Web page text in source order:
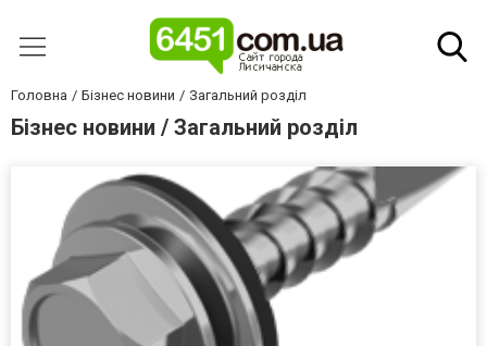
Головна Бізнес новини Загальний розділ
Бізнес новини / Загальний розділ